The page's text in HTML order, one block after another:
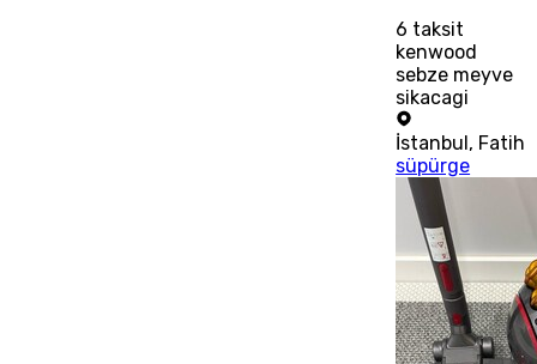
6 taksit
kenwood
sebze meyve
sikacagi
İstanbul, Fatih
süpürge